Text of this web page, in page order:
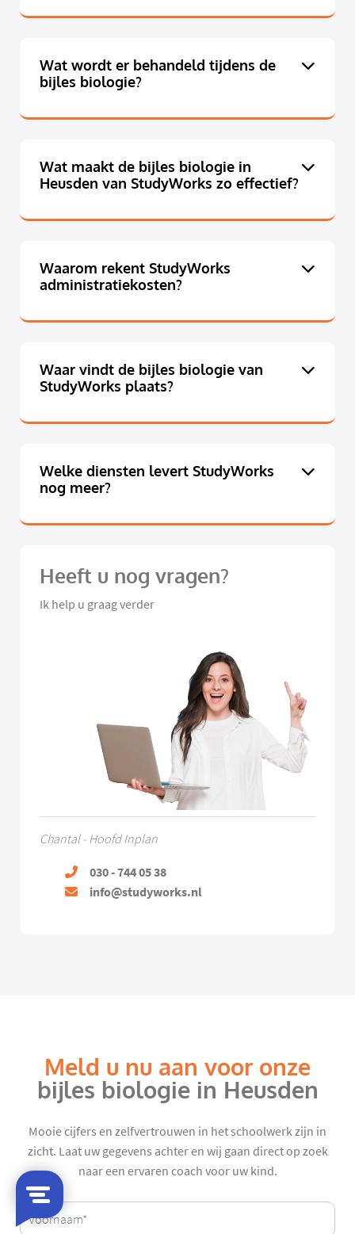
Wat wordt er behandeld tijdens de
bijles biologie?
Wat maakt de bijles biologie in
Heusden van StudyWorks zo effectief?
Waarom rekent StudyWorks
administratiekosten?
Waar vindt de bijles biologie van
StudyWorks plaats?
Welke diensten levert StudyWorks
nog meer?
Heeft u nog vragen?
Ik help u graag verder
Chantal - Hoofd Inplan
030 - 744 05 38
info@studyworks.nl
Meld u nu aan voor onze
bijles biologie in Heusden
Mooie cijfers en zelfvertrouwen in het schoolwerk zijn in
zicht. Laat uw gegevens achter en wij gaan direct op zoek
naar een ervaren coach voor uw kind.